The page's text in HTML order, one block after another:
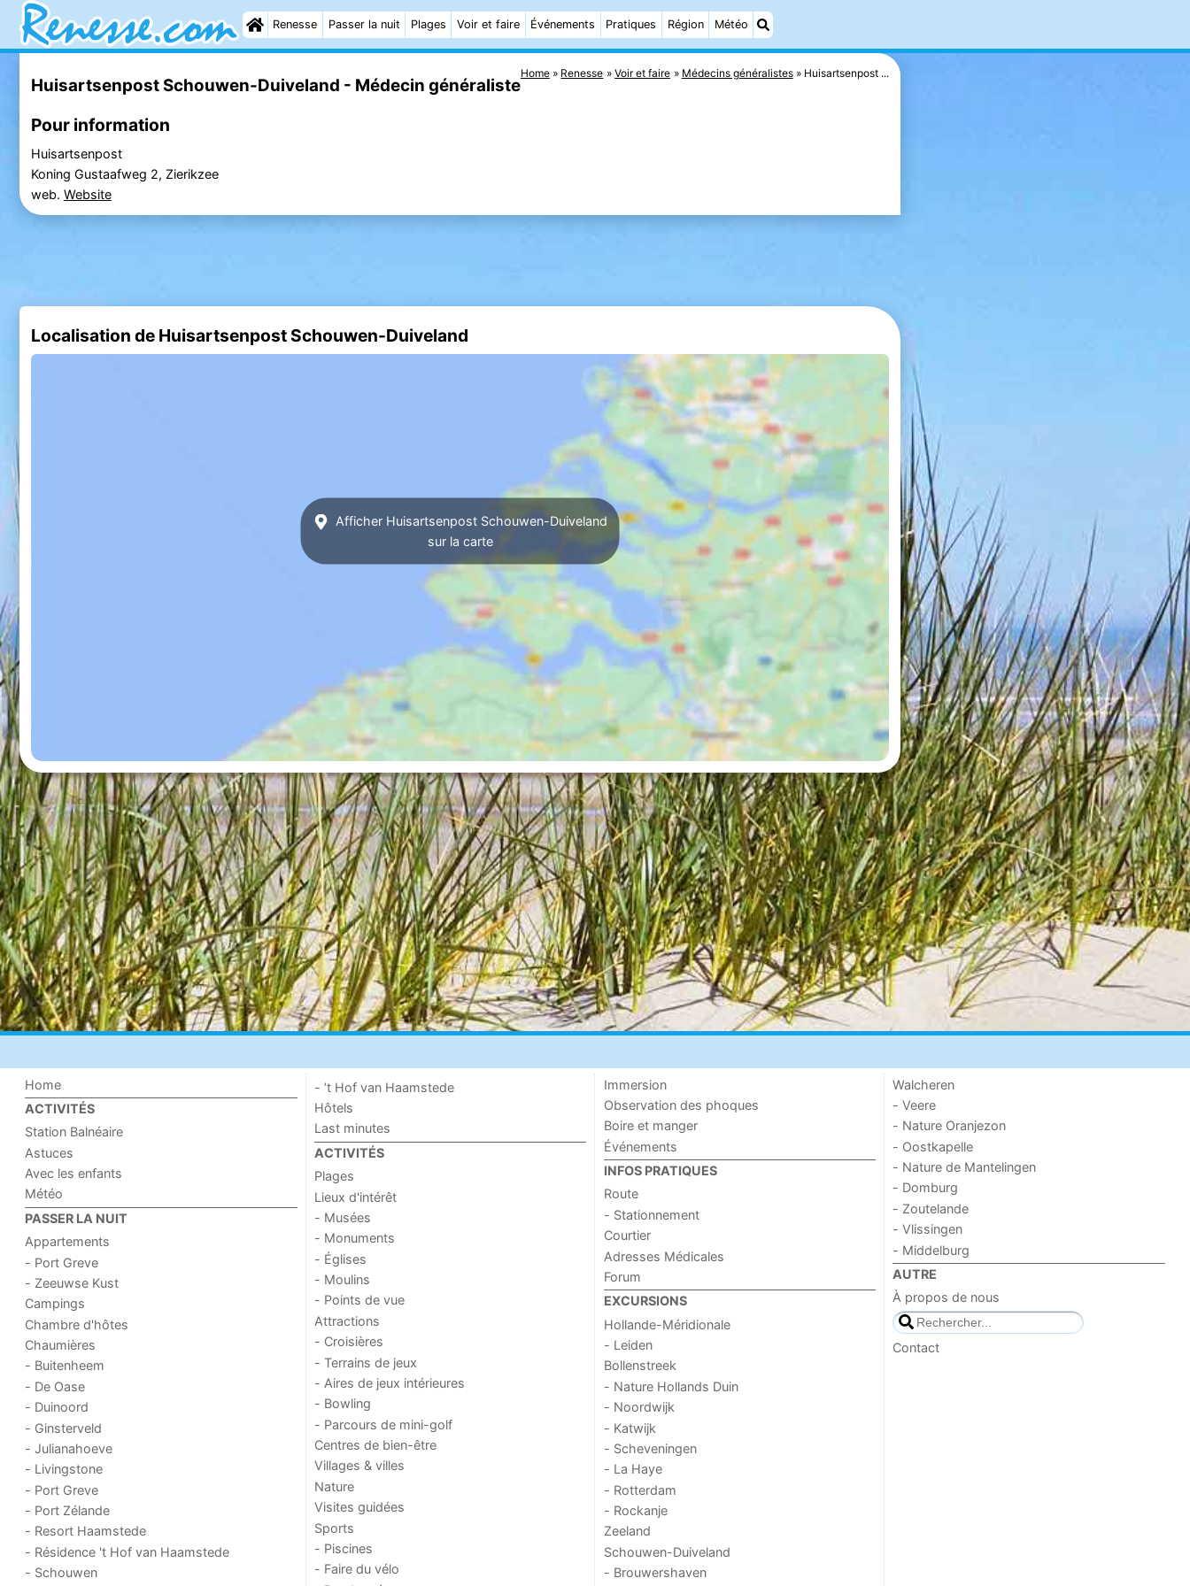
Renesse Passer la nuit Plages Voir et faire Événements Pratiques Région Météo
Home Renesse Voir et faire Médecins généralistes Huisartsenpost ...
Huisartsenpost Schouwen-Duiveland - Médecin généraliste
Pour information
Huisartsenpost
Koning Gustaafweg 2, Zierikzee
web. Website
Localisation de Huisartsenpost Schouwen-Duiveland
Afficher Huisartsenpost Schouwen-Duiveland
sur la carte
Home
ACTIVITÉS
Station Balnéaire
Astuces
Avec les enfants
Météo
PASSER LA NUIT
Appartements
- Port Greve
- Zeeuwse Kust
Campings
Chambre d'hôtes
Chaumières
- Buitenheem
- De Oase
- Duinoord
- Ginsterveld
- Julianahoeve
- Livingstone
- Port Greve
- Port Zélande
- Resort Haamstede
- Résidence 't Hof van Haamstede
- Schouwen
- ’t Hof van Haamstede
Hôtels
Last minutes
ACTIVITÉS
Plages
Lieux d'intérêt
- Musées
- Monuments
- Églises
- Moulins
- Points de vue
Attractions
- Croisières
- Terrains de jeux
- Aires de jeux intérieures
- Bowling
- Parcours de mini-golf
Centres de bien-être
Villages & villes
Nature
Visites guidées
Sports
- Piscines
- Faire du vélo
Immersion
Observation des phoques
Boire et manger
Événements
INFOS PRATIQUES
Route
- Stationnement
Courtier
Adresses Médicales
Forum
EXCURSIONS
Hollande-Méridionale
- Leiden
Bollenstreek
- Nature Hollands Duin
- Noordwijk
- Katwijk
- Scheveningen
- La Haye
- Rotterdam
- Rockanje
Zeeland
Schouwen-Duiveland
- Brouwershaven
Walcheren
- Veere
- Nature Oranjezon
- Oostkapelle
- Nature de Mantelingen
- Domburg
- Zoutelande
- Vlissingen
- Middelburg
AUTRE
À propos de nous
Contact